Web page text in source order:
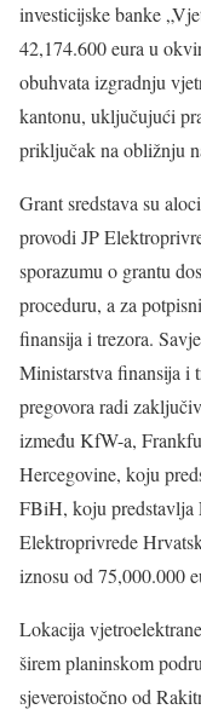
investicijske banke
42,174.600 eura u
obuhvata izgradnju
kantonu, uključujući
priključak na obližnju
Grant sredstava su
provodi JP
sporazumu o grantu
proceduru, a za
finansija i trezora.
Ministarstva finansija i
pregovora radi
između KfW-a,
Hercegovine, koju
FBiH, koju predstavlja
Elektroprivrede
iznosu od 75,000.000
Lokacija
širem planinskom
sjeveroistočno od